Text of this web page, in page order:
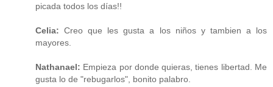
picada todos los días!!
Celia: Creo que les gusta a los niños y tambien a los
mayores.
Nathanael: Empieza por donde quieras, tienes libertad. Me
gusta lo de "rebugarlos", bonito palabro.